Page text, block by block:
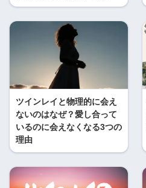
ツインレイと物理的に会え
ないのはなぜ？愛し合って
いるのに会えなくなる3つの
理由